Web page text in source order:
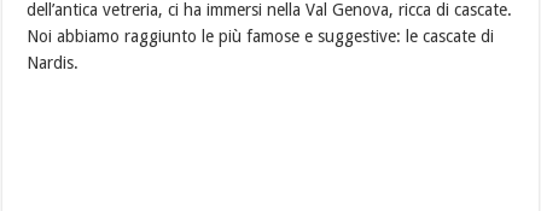
dell’antica vetreria, ci ha immersi nella Val Genova, ricca di cascate.
Noi abbiamo raggiunto le più famose e suggestive: le cascate di
Nardis.